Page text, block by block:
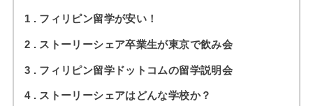
1 フィリピン留学が安い！
2 ストーリーシェア卒業生が東京で飲み会
3 フィリピン留学ドットコムの留学説明会
4 ストーリーシェアはどんな学校か？